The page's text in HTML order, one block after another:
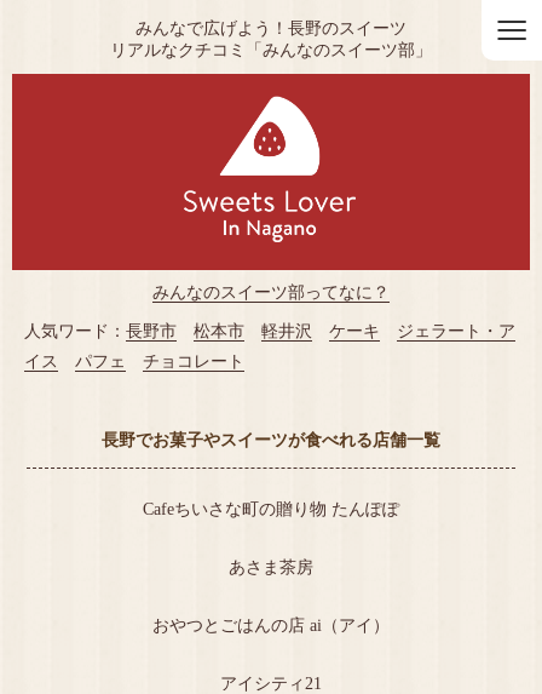
≡
みんなで広げよう！長野のスイーツ
リアルなクチコミ「みんなのスイーツ部」
みんなのスイーツ部ってなに？
人気ワード： 長野市 松本市 軽井沢 ケーキ
ジェラート・ア
イス
パフェ チョコレート
長野でお菓子やスイーツが食べれる店舗一覧
Cafeちいさな町の贈り物 たんぽぽ
あさま茶房
おやつとごはんの店 ai（アイ）
アイシティ21